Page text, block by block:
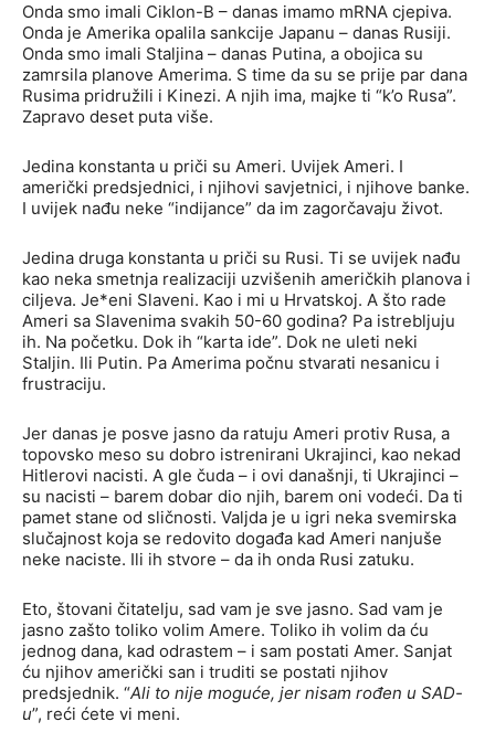
Onda smo imali Ciklon-B – danas imamo mRNA cjepiva.
Onda je Amerika opalila sankcije Japanu – danas Rusiji.
Onda smo imali Staljina – danas Putina, a obojica su
zamrsila planove Amerima. S time da su se prije par dana
Rusima pridružili i Kinezi. A njih ima, majke ti “k’o Rusa”.
Zapravo deset puta više.
Jedina konstanta u priči su Ameri. Uvijek Ameri. I
američki predsjednici, i njihovi savjetnici, i njihove banke.
I uvijek nađu neke “indijance” da im zagorčavaju život.
Jedina druga konstanta u priči su Rusi. Ti se uvijek nađu
kao neka smetnja realizaciji uzvišenih američkih planova i
ciljeva. Je*eni Slaveni. Kao i mi u Hrvatskoj. A što rade
Ameri sa Slavenima svakih 50-60 godina? Pa istrebljuju
ih. Na početku. Dok ih “karta ide”. Dok ne uleti neki
Staljin. Ili Putin. Pa Amerima počnu stvarati nesanicu i
frustraciju.
Jer danas je posve jasno da ratuju Ameri protiv Rusa, a
topovsko meso su dobro istrenirani Ukrajinci, kao nekad
Hitlerovi nacisti. A gle čuda – i ovi današnji, ti Ukrajinci –
su nacisti – barem dobar dio njih, barem oni vodeći. Da ti
pamet stane od sličnosti. Valjda je u igri neka svemirska
slučajnost koja se redovito događa kad Ameri nanjuše
neke naciste. Ili ih stvore – da ih onda Rusi zatuku.
Eto, štovani čitatelju, sad vam je sve jasno. Sad vam je
jasno zašto toliko volim Amere. Toliko ih volim da ću
jednog dana, kad odrastem – i sam postati Amer. Sanjat
ću njihov američki san i truditi se postati njihov
predsjednik. “Ali to nije moguće, jer nisam rođen u SAD-
u”, reći ćete vi meni.